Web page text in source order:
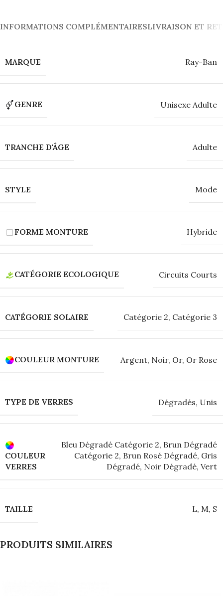
INFORMATIONS COMPLÉMENTAIRESLIVRAISON ET
MARQUE Ray-Ban
GENRE Unisexe Adulte
TRANCHE D'ÂGE Adulte
STYLE Mode
FORME MONTURE Hybride
CATÉGORIE ECOLOGIQUE Circuits Courts
CATÉGORIE SOLAIRE Catégorie 2, Catégorie 3
COULEUR MONTURE Argent, Noir, Or, Or Rose
TYPE DE VERRES Dégradés, Unis
COULEUR
VERRES
Bleu Dégradé Catégorie 2, Brun Dégradé
Catégorie 2, Brun Rosé Dégradé, Gris
Dégradé, Noir Dégradé, Vert
TAILLE L, M, S
PRODUITS SIMILAIRES